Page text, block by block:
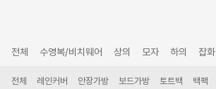
전체 수영복/비치웨어 상의 모자 하의 잡화
전체 레인커버 안장가방 보드가방 토트백 백팩